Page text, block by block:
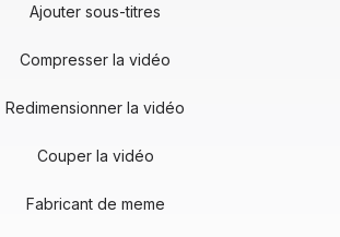
Ajouter sous-titres
Compresser la vidéo
Redimensionner la vidéo
Couper la vidéo
Fabricant de meme